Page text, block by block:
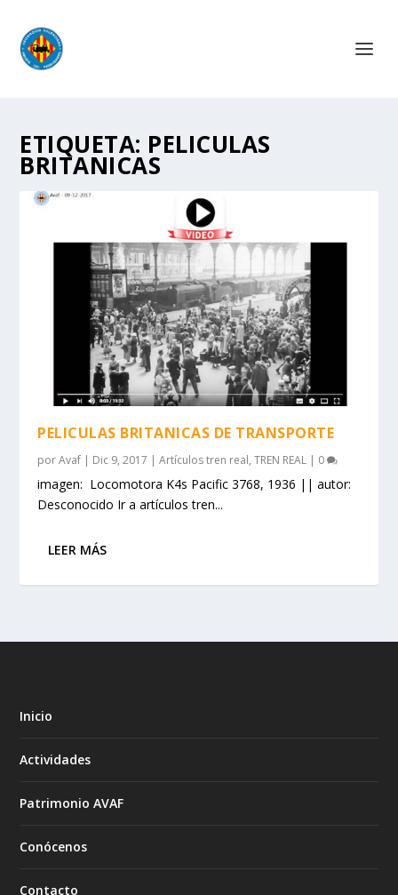
ETIQUETA: PELICULAS
BRITANICAS
PELICULAS BRITANICAS DE TRANSPORTE
porAvaf | Dic 9, 2017 |Artículos tren real,TREN REAL | 0
imagen: Locomotora K4s Pacific 3768, 1936 || autor:
Desconocido Ir a artículos tren...
LEER MÁS
Inicio
Actividades
Patrimonio AVAF
Conócenos
Contacto